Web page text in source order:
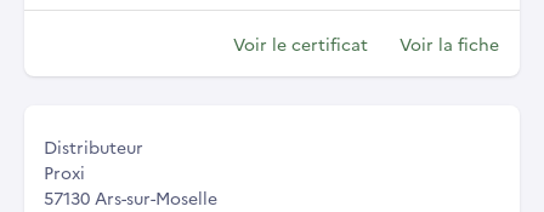
Voir le certificat Voir la fiche
Distributeur
Proxi
57130 Ars-sur-Moselle